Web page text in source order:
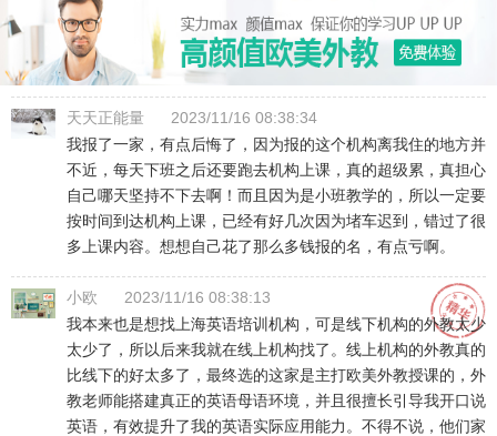
天天正能量
2023/11/16 08:38:34
我报了一家，有点后悔了，因为报的这个机构离我住的地方并
不近，每天下班之后还要跑去机构上课，真的超级累，真担心
自己哪天坚持不下去啊！而且因为是小班教学的，所以一定要
按时间到达机构上课，已经有好几次因为堵车迟到，错过了很
多上课内容。想想自己花了那么多钱报的名，有点亏啊。
小欧
2023/11/16 08:38:13
我本来也是想找上海英语培训机构，可是线下机构的外教太少
太少了，所以后来我就在线上机构找了。线上机构的外教真的
比线下的好太多了，最终选的这家是主打欧美外教授课的，外
教老师能搭建真正的英语母语环境，并且很擅长引导我开口说
英语，有效提升了我的英语实际应用能力。不得不说，他们家